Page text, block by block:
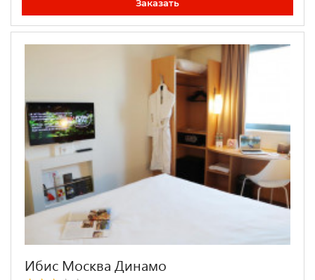
Заказать
Ибис Москва Динамо